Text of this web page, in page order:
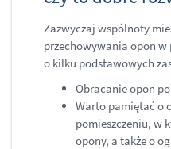
Zazwyczaj wspólnoty
przechowywania opon
o kilku podstawowych
Obracanie opon
Warto pamiętać o
pomieszczeniu, w
opony, a także o